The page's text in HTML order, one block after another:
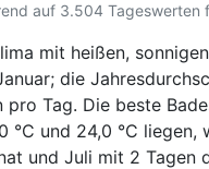
auf 3.504 Tageswerten
mit heißen,
die
pro Tag. Die beste
°C und 24,0 °C
und Juli mit 2 Tagen